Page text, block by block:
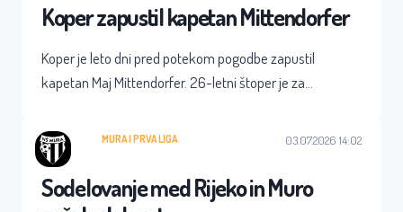
Koper zapustil kapetan Mittendorfer
Koper je leto dni pred potekom pogodbe zapustil
kapetan Maj Mittendorfer. 26-letni štoper je za…
MURA | PRVA LIGA 03.07.2026 14:02
Sodelovanje med Rijeko in Muro